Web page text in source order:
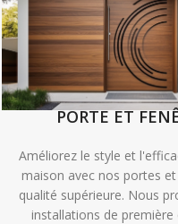
PORTE ET
Améliorez le style et
maison avec nos portes
qualité supérieure. Nous
installations de première